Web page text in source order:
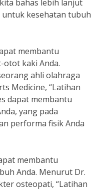
bahas lebih lanjut
kesehatan tubuh
membantu
kaki Anda.
ahli olahraga
Medicine, “Latihan
dapat membantu
yang pada
performa fisik Anda
membantu
Anda. Menurut Dr.
osteopati, “Latihan